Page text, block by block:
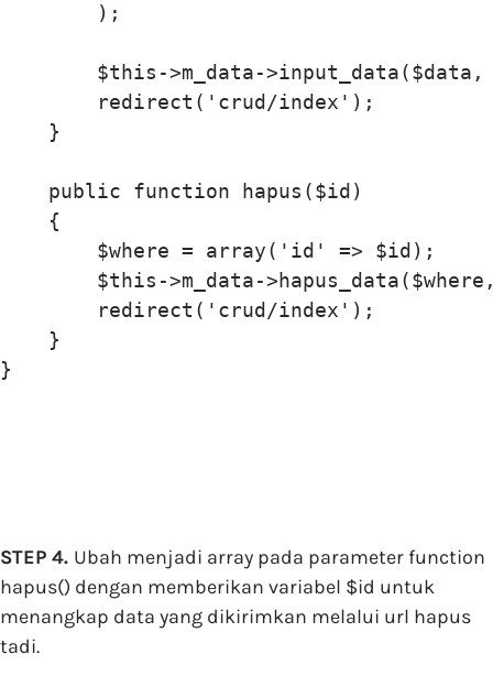
        );
$this->m_data->input_data($data,
        redirect('crud/index');
    }
    public function hapus($id)
    {
        $where = array('id' => $id);
$this->m_data-
        redirect('crud/index');
    }
STEP 4. Ubah menjadi array pada parameter function
hapus() dengan memberikan variabel $id untuk
menangkap data yang dikirimkan melalui url hapus
tadi.